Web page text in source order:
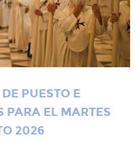
PUESTO E
PARA EL MARTES
2026